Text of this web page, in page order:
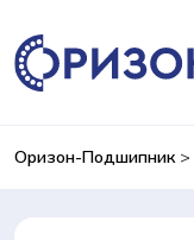
Оризон-Подшипник>